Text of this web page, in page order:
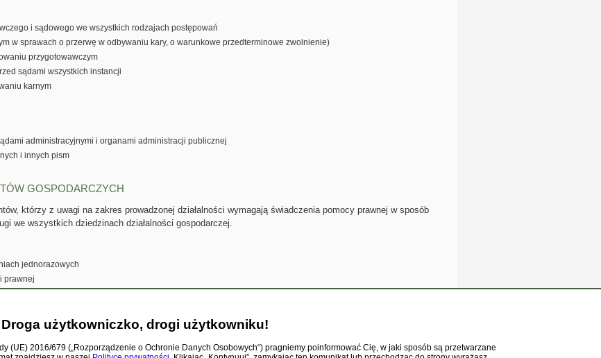
i sądowego we wszystkich rodzajach postępowań
w sprawach o przerwę w odbywaniu kary, o warunkowe przedterminowe zwolnienie)
przygotowawczym
sądami wszystkich instancji
karnym
administracyjnymi i organami administracji publicznej
i innych pism
GOSPODARCZYCH
którzy z uwagi na zakres prowadzonej działalności wymagają świadczenia pomocy prawnej w sposób
we wszystkich dziedzinach działalności gospodarczej.
jednorazowych
prawnej
w określone dni i godziny lub pojedynczych wizyt w miarę potrzeb klienta
Droga użytkowniczko, drogi użytkowniku!
(UE) 2016/679 („Rozporządzenie o Ochronie Danych Osobowych“) pragniemy poinformować Cię, w jaki sposób są przetwarzane